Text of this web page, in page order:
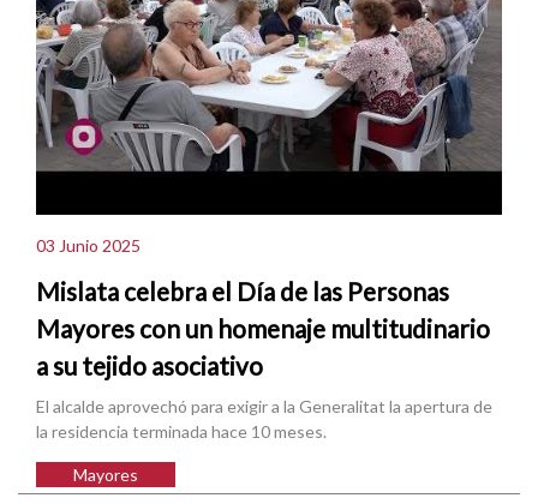
03 Junio 2025
Mislata celebra el Día de las Personas
Mayores con un homenaje multitudinario
a su tejido asociativo
El alcalde aprovechó para exigir a la Generalitat la apertura de
la residencia terminada hace 10 meses.
Mayores